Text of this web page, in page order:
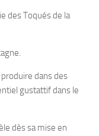
des Toqués de la
dans des
gustattif dans le
dès sa mise en